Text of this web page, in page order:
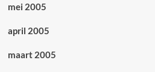
mei 2005
april 2005
maart 2005